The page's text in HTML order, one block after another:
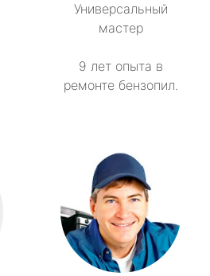
Универсальный
мастер
9 лет опыта в
ремонте бензопил.